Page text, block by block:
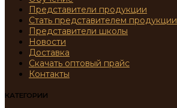
Представители продукции
Стать представителем продукции
Представители школы
Новости
Доставка
Скачать оптовый прайс
Контакты
КАТЕГОРИИ